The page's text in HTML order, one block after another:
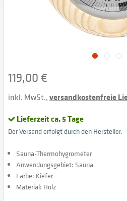
119,00 €
inkl. MwSt.,versandkostenfreie
Lieferzeit ca. 5 Tage
Der Versand erfolgt durch den Hersteller.
Sauna-Thermohygrometer
Anwendungsgebiet: Sauna
Farbe: Kiefer
Material: Holz